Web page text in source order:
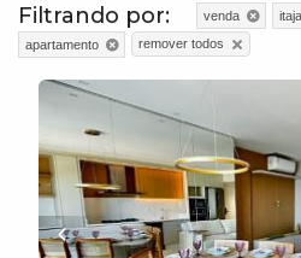
Filtrando por: venda
apartamento
remover todos